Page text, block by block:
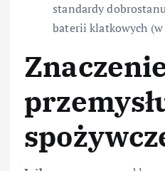
standardy
baterii klatkowych (w